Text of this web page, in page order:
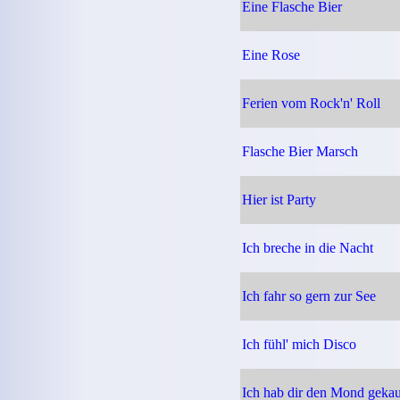
Eine Flasche Bier
Eine Rose
Ferien vom Rock'n' Roll
Flasche Bier Marsch
Hier ist Party
Ich breche in die Nacht
Ich fahr so gern zur See
Ich fühl' mich Disco
Ich hab dir den Mond